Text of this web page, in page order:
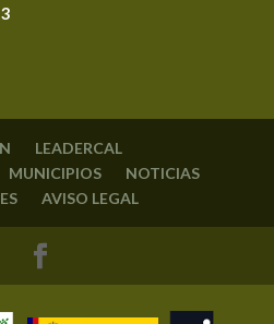
LEADERCAL
MUNICIPIOS
NOTICIAS
AVISO LEGAL